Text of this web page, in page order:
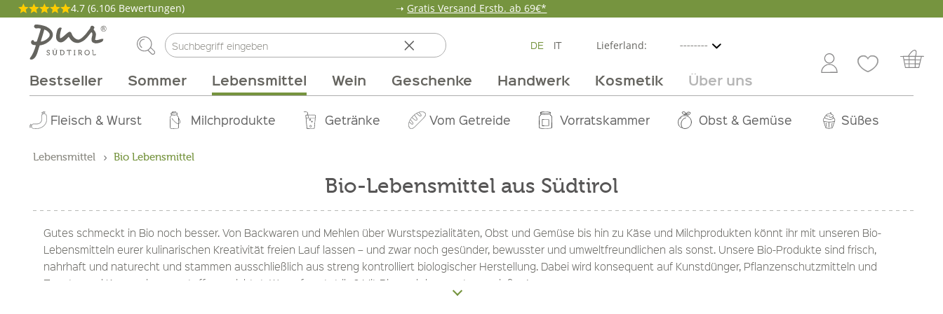
4.7 (6.106 Bewertungen) ➝ Gratis Versand Erstb. ab 69€*
DE IT Lieferland:
Bestseller Sommer Lebensmittel Wein Geschenke Handwerk Kosmetik Über uns
Aperitif Brunch Grillen Erdbeerzeit Wandern
Fleisch & Wurst Milchprodukte Getränke Vom Getreide Vorratskammer Obst & Gemüse Süßes
Weinarten Rebsorten Gebiet Anlass Weinpakete Weine im Angebot
Pakete Abo Box Gutscheine Verpackungen
Kochen Wohnen Zirbe
Körperpflege Tinkturen Düfte & Öle
Philosophie Genussmagazin Produzenten Team Unsere Märkte Pur Exclusive Online Großhandel Service Jobs
Lebensmittel Bio Lebensmittel
Bio-Lebensmittel aus Südtirol
Gutes schmeckt in Bio noch besser. Von Backwaren und Mehlen über Wurstspezialitäten, Obst und Gemüse bis hin zu Käse und Milchprodukten könnt ihr mit unseren Bio-
Lebensmitteln eurer kulinarischen Kreativität freien Lauf lassen – und zwar noch gesünder, bewusster und umweltfreundlichen als sonst. Unsere Bio-Produkte sind frisch,
nahrhaft und naturecht und stammen ausschließlich aus streng kontrolliert biologischer Herstellung. Dabei wird konsequent auf Kunstdünger, Pflanzenschutzmitteln und
Zusatz- und Konservierungsstoffe verzichtet. Worauf wartet ihr? Mit Bio noch bewusster genießen!